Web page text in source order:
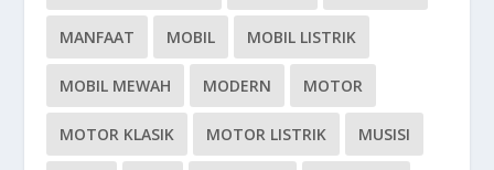
MANFAAT MOBIL MOBIL LISTRIK
MOBIL MEWAH MODERN MOTOR
MOTOR KLASIK MOTOR LISTRIK MUSISI